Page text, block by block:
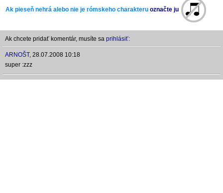
Ak pieseň nehrá alebo nie je rómskeho charakteru označte ju
Ak chcete pridať komentár, musíte sa prihlásiť:
ARNOŠT, 28.07.2008 10:18
super :zzz